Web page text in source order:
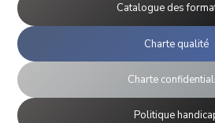
Catalogue des
Charte qualité
Charte
Politique